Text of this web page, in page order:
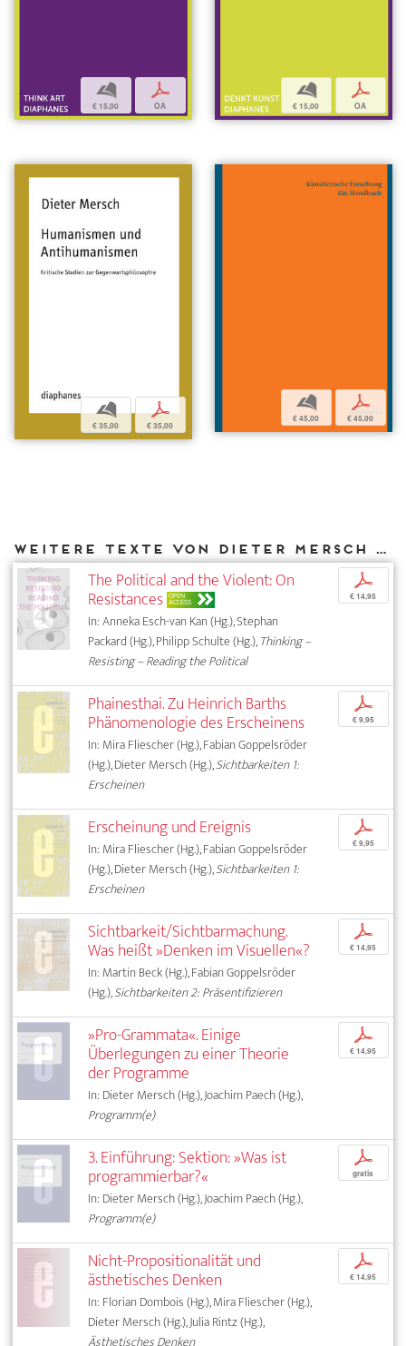
b
€ 15,00
p
OA
b
€ 15,00
p
OA
b
€ 35,00
p
€ 35,00
b
€ 45,00
p
€ 45,00
Weitere Texte von Dieter Mersch bei DIAPHANES
The Political and the Violent: On
Resistances OPEN
ACCESS
In: Anneka Esch-van Kan (Hg.), Stephan
Packard (Hg.), Philipp Schulte (Hg.),Thinking –
Resisting – Reading the Political
p
€ 14,95
Phainesthai. Zu Heinrich Barths
Phänomenologie des Erscheinens
In: Mira Fliescher (Hg.), Fabian Goppelsröder
(Hg.), Dieter Mersch (Hg.),Sichtbarkeiten 1:
Erscheinen
p
€ 9,95
Erscheinung und Ereignis
In: Mira Fliescher (Hg.), Fabian Goppelsröder
(Hg.), Dieter Mersch (Hg.),Sichtbarkeiten 1:
Erscheinen
p
€ 9,95
Sichtbarkeit/Sichtbarmachung.
Was heißt »Denken im Visuellen«?
In: Martin Beck (Hg.), Fabian Goppelsröder
(Hg.),Sichtbarkeiten 2: Präsentifizieren
p
€ 14,95
»Pro-Grammata«. Einige
Überlegungen zu einer Theorie
der Programme
In: Dieter Mersch (Hg.), Joachim Paech (Hg.),
Programm(e)
p
€ 14,95
3. Einführung: Sektion: »Was ist
programmierbar?«
In: Dieter Mersch (Hg.), Joachim Paech (Hg.),
Programm(e)
p
gratis
Nicht-Propositionalität und
ästhetisches Denken
In: Florian Dombois (Hg.), Mira Fliescher (Hg.),
Dieter Mersch (Hg.), Julia Rintz (Hg.),
p
€ 14,95